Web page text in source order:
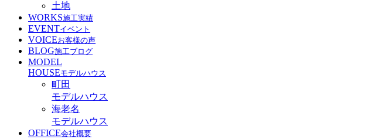
土地
WORKS施工実績
EVENTイベント
VOICEお客様の声
BLOG施工ブログ
MODEL
HOUSEモデルハウス
町田
モデルハウス
海老名
モデルハウス
OFFICE会社概要